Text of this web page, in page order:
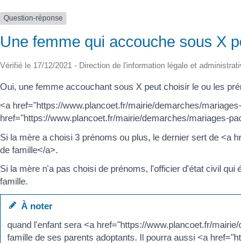
Question-réponse
Une femme qui accouche sous X
Vérifié le 17/12/2021 - Direction de l'information légale et
Oui, une femme accouchant sous X peut choisir le ou les
<a href="https://www.plancoet.fr/mairie/demarches/
href="https://www.plancoet.fr/mairie/demarches/mariages-
Si la mère a choisi 3 prénoms ou plus, le dernier sert de <a
de famille</a>.
Si la mère n'a pas choisi de prénoms, l'officier d'état civil
famille.
À noter
quand l'enfant sera <a href="https://www.plancoet.fr/
famille de ses parents adoptants. Il pourra aussi <a